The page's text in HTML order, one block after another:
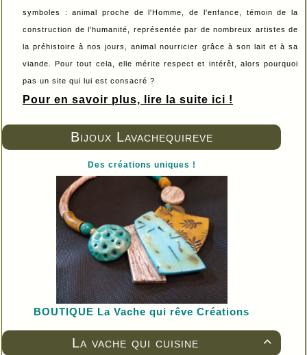
Bijoux Lavachequireve
Des créations uniques !
BOUTIQUE La Vache qui rêve Créations

La vache qui cuisine
symboles : animal proche de l'Homme, de l'enfance, témoin de la
construction de l'humanité, représentée par de nombreux artistes de
la préhistoire à nos jours, animal nourricier grâce à son lait et à sa
viande. Pour tout cela, elle mérite respect et intérêt, alors pourquoi
pas un site qui lui est consacré ?
Pour en savoir plus, lire la suite ici !